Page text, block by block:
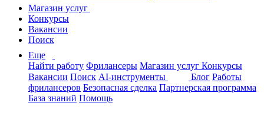
Магазин услуг
Конкурсы
Вакансии
Поиск
Еще
Найти работу Фрилансеры Магазин услуг Конкурсы
Вакансии Поиск AI-инструменты Блог Работы
фрилансеров Безопасная сделка Партнерская программа
База знаний Помощь